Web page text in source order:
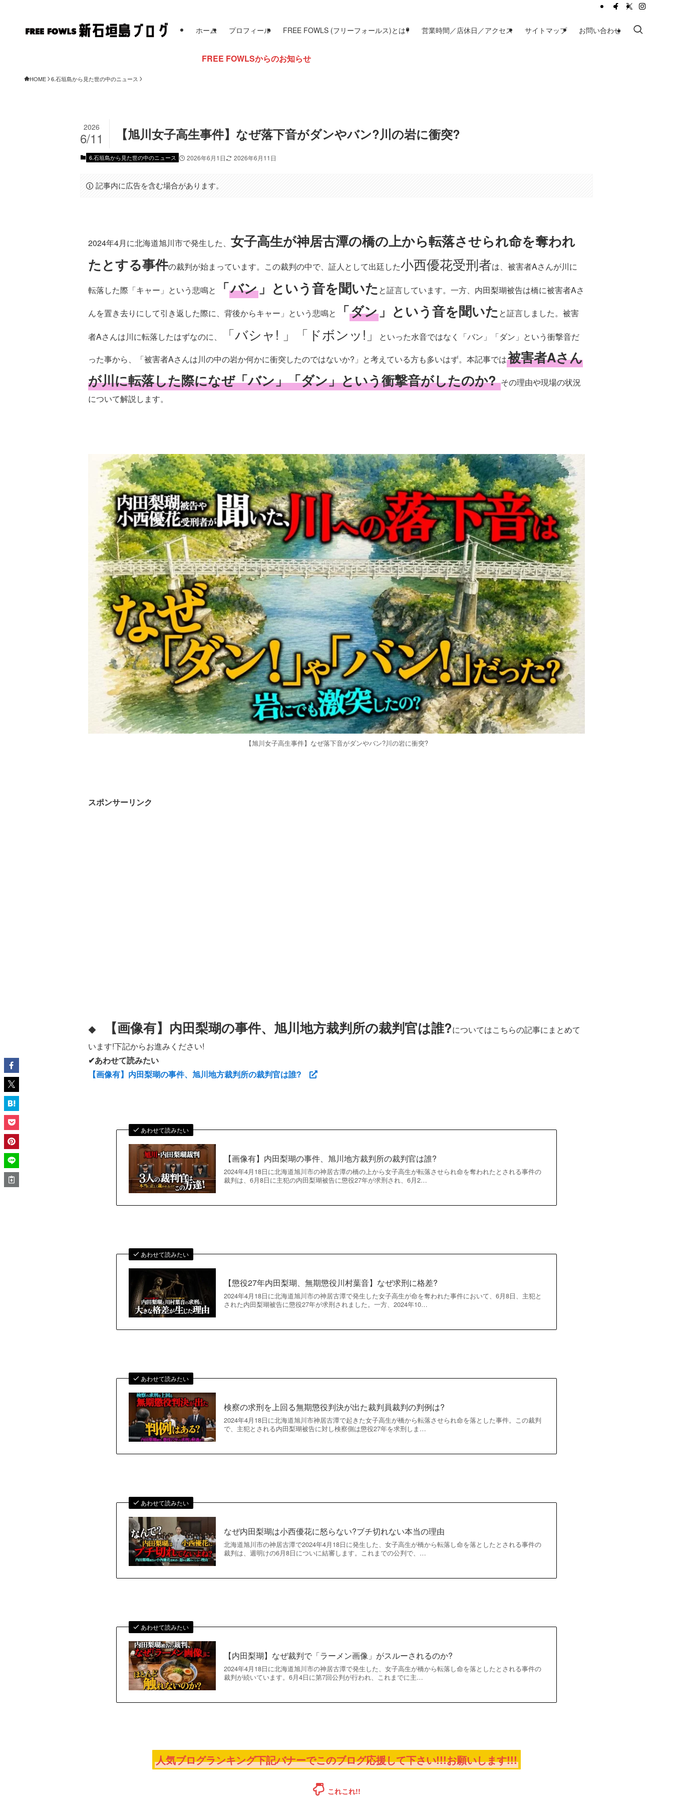
ホーム プロフィール FREE FOWLS (フリーフォールス)とは? 営業時間／店休日／アクセス サイトマップ お問い合わせ
FREE FOWLSからのお知らせ
HOME 6.石垣島から見た世の中のニュース
【旭川女子高生事件】なぜ落下音がダンやバン?川の岩に衝突?
2026
6/11
6.石垣島から見た世の中のニュース 2026年6月1日 2026年6月11日
記事内に広告を含む場合があります。
2024年4月に北海道旭川市で発生した、 女子高生が神居古潭の橋の上から転落させられ命を奪われ
たとする事件の裁判が始まっています。この裁判の中で、証人として出廷した小西優花受刑者は、被害者Aさんが川に
転落した際「キャー」という悲鳴と 「バン 」という音を聞いた と証言しています。一方、内田梨瑚被告は橋に被害者Aさ
んを置き去りにして引き返した際に、背後からキャー」という悲鳴と
「ダン 」という音を聞いた と証言しました。被害
者Aさんは川に転落したはずなのに、 「バシャ! 」「ドボンッ!」
といった水音ではなく「バン」「ダン」という衝撃音だ
った事から、「被害者Aさんは川の中の岩か何かに衝突したのではないか?」と考えている方も多いはず。本記事では被害者Aさん
が川に転落した際になぜ「バン」「ダン」という衝撃音がしたのか?その理由や現場の状況
について解説します。
【旭川女子高生事件】なぜ落下音がダンやバン?川の岩に衝突?
スポンサーリンク
◆ 【画像有】内田梨瑚の事件、旭川地方裁判所の裁判官は誰?についてはこちらの記事にまとめて
います!下記からお進みください!
✔あわせて読みたい
【画像有】内田梨瑚の事件、旭川地方裁判所の裁判官は誰?
あわせて読みたい
【画像有】内田梨瑚の事件、旭川地方裁判所の裁判官は誰?
2024年4月18日に北海道旭川市の神居古潭の橋の上から女子高生が転落させられ命を奪われたとされる事件の
裁判は、6月8日に主犯の内田梨瑚被告に懲役27年が求刑され、6月2…
あわせて読みたい
【懲役27年内田梨瑚、無期懲役川村葉音】なぜ求刑に格差?
2024年4月18日に北海道旭川市の神居古潭で発生した女子高生が命を奪われた事件において、6月8日、主犯と
された内田梨瑚被告に懲役27年が求刑されました。一方、2024年10…
あわせて読みたい
検察の求刑を上回る無期懲役判決が出た裁判員裁判の判例は?
2024年4月18日に北海道旭川市神居古潭で起きた女子高生が橋から転落させられ命を落とした事件。この裁判
で、主犯とされる内田梨瑚被告に対し検察側は懲役27年を求刑しま…
あわせて読みたい
なぜ内田梨瑚は小西優花に怒らない?ブチ切れない本当の理由
北海道旭川市の神居古潭で2024年4月18日に発生した、女子高生が橋から転落し命を落としたとされる事件の
裁判は、週明けの6月8日についに結審します。これまでの公判で、…
あわせて読みたい
【内田梨瑚】なぜ裁判で「ラーメン画像」がスルーされるのか?
2024年4月18日に北海道旭川市の神居古潭で発生した、女子高生が橋から転落し命を落としたとされる事件の
裁判が続いています。6月4日に第7回公判が行われ、これまでに主…
人気ブログランキング下記バナーでこのブログ応援して下さい!!!お願いします!!!
これこれ!!